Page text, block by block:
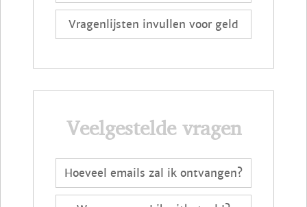
Vragenlijsten invullen voor geld
Veelgestelde vragen
Hoeveel emails zal ik ontvangen?